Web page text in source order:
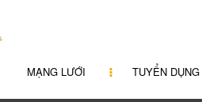
MẠNG LƯỚI TUYỂN DỤNG